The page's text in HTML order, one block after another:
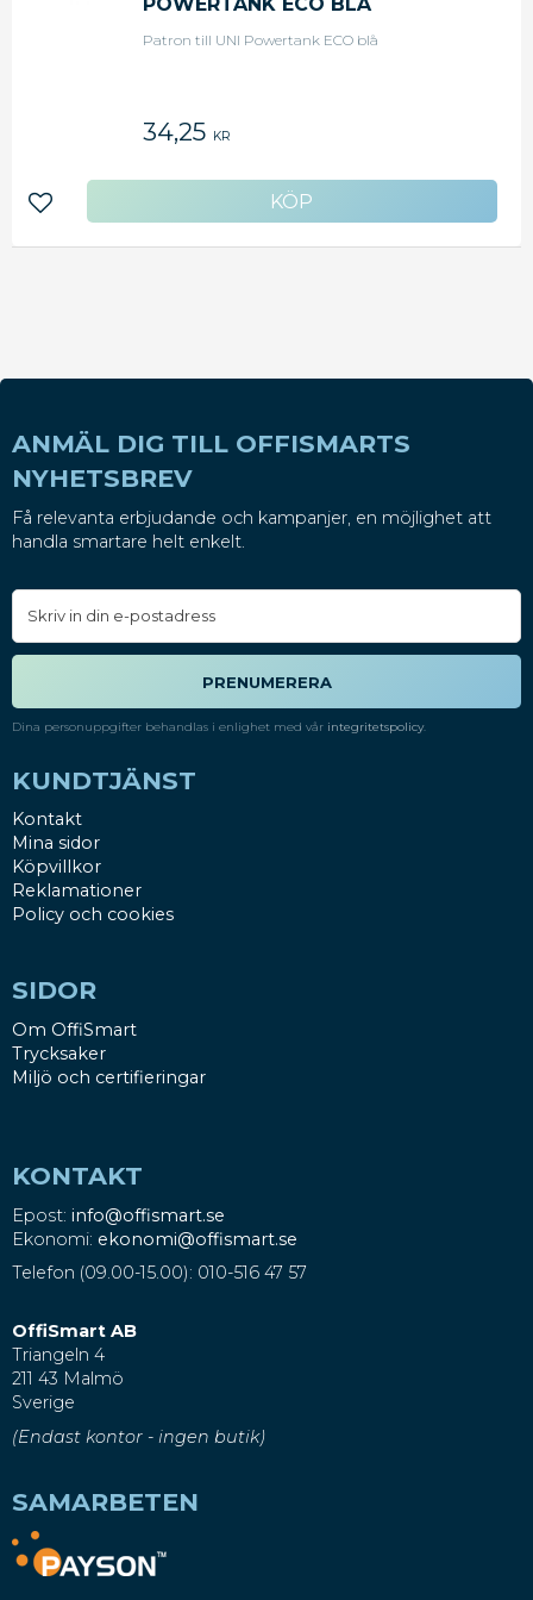
Patron till UNI Powertank ECO blå
34,25 KR
Lägg till i favoriter
ANMÄL DIG TILL OFFISMARTS
NYHETSBREV
Få relevanta erbjudande och kampanjer, en möjlighet att
handla smartare helt enkelt.
PRENUMERERA
Dina personuppgifter behandlas i enlighet med vår integritetspolicy.
KUNDTJÄNST
Kontakt
Mina sidor
Köpvillkor
Reklamationer
Policy och cookies
SIDOR
Om OffiSmart
Trycksaker
Miljö och certifieringar
KONTAKT
Epost: info@offismart.se
Ekonomi: ekonomi@offismart.se
Telefon (09.00-15.00): 010-516 47 57
OffiSmart AB
Triangeln 4
211 43 Malmö
Sverige
(Endast kontor - ingen butik)
SAMARBETEN